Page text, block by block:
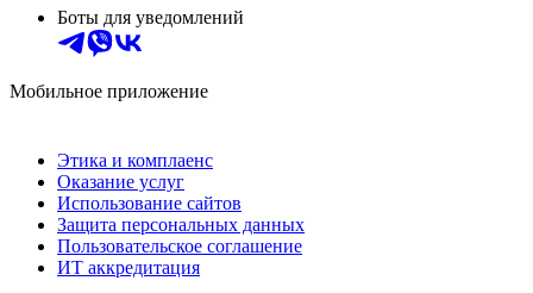
Боты для уведомлений
Мобильное приложение
Этика и комплаенс
Оказание услуг
Использование сайтов
Защита персональных данных
Пользовательское соглашение
ИТ аккредитация